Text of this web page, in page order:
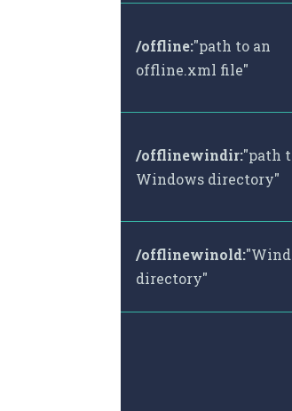
/offline:"path to an
offline.xml file"
/offlinewindir:"path
Windows directory"
/offlinewinold:
directory"